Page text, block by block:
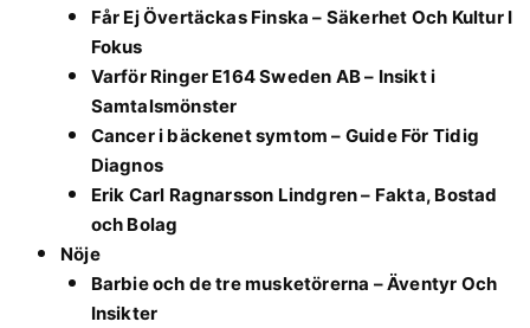
Får Ej Övertäckas Finska – Säkerhet Och Kultur I
Fokus
Varför Ringer E164 Sweden AB – Insikt i
Samtalsmönster
Cancer i bäckenet symtom – Guide För Tidig
Diagnos
Erik Carl Ragnarsson Lindgren – Fakta, Bostad
och Bolag
Nöje
Barbie och de tre musketörerna – Äventyr Och
Insikter